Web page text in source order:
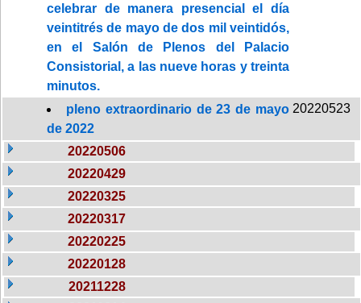
celebrar de manera presencial el día
veintitrés de mayo de dos mil veintidós,
en el Salón de Plenos del Palacio
Consistorial, a las nueve horas y treinta
minutos.
pleno extraordinario de 23 de mayo
de 2022
20220523
20220506
20220429
20220325
20220317
20220225
20220128
20211228